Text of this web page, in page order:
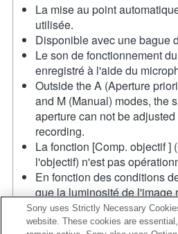
La mise au point
utilisée.
Disponible avec une bague
Le son de fonctionnement
enregistré à l'aide du
Outside the A (Aperture
and M (Manual) modes, the
aperture can not be
recording.
La fonction [Comp. objectif ]
l'objectif) n'est pas
En fonction des conditions
que la luminosité de l'image
Réglez la fonction [Obturat. à
Si vous fixez l'objectif à
Sony uses Strictly Necessary
website. These cookies are